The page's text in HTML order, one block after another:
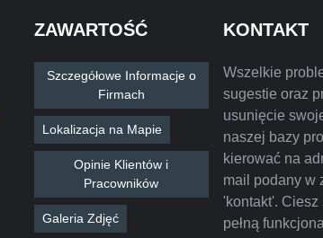
ZAWARTOŚĆ
Szczegółowe Informacje o
Firmach
Lokalizacja na Mapie
Opinie Klientów i
Pracowników
Galeria Zdjęć
KONTAKT
Wszelkie
sugestie oraz
usunięcie
naszej bazy
kierować na
mail podany w
'kontakt'. Ciesz
pełną